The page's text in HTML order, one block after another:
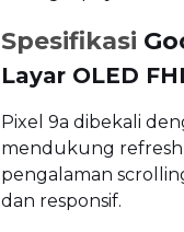
Spesifikasi
Layar OLED
Pixel 9a dibekali
mendukung refresh
pengalaman
dan responsif.